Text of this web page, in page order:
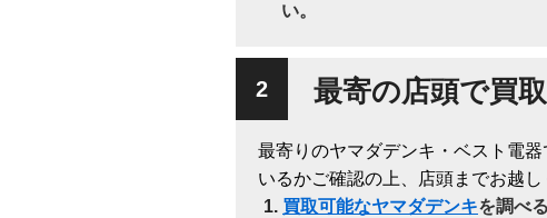
い。
最寄の店頭で買
最寄りのヤマダデンキ・ベスト電器
いるかご確認の上、店頭までお越し
買取可能なヤマダデンキを調べる